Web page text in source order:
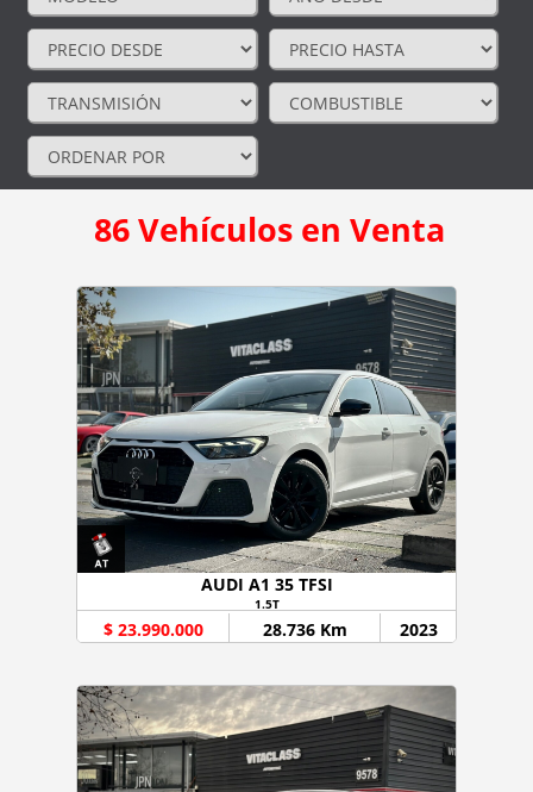
86Vehículos en Venta
AUDI A1 35 TFSI
1.5T
$ 23.990.000 28.736 Km 2023